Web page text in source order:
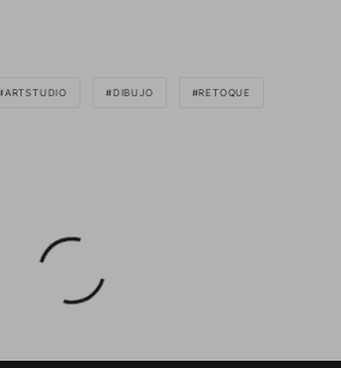
ARTSTUDIO DIBUJO RETOQUE